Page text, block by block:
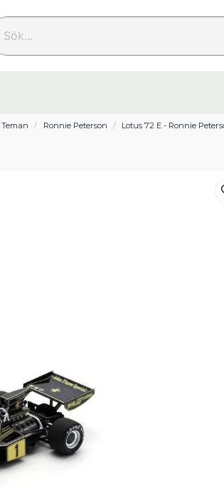
Teman Ronnie Peterson Lotus 72 E - Ronnie